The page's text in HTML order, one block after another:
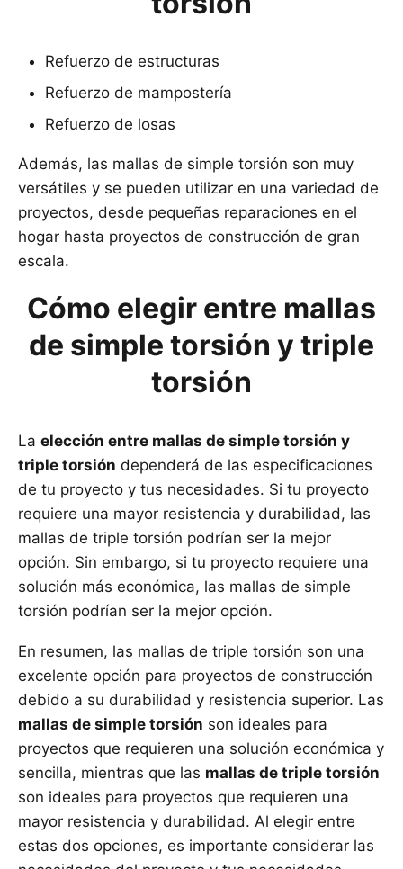
Refuerzo de estructuras
Refuerzo de mampostería
Refuerzo de losas
Además, las mallas de simple torsión son muy
versátiles y se pueden utilizar en una variedad de
proyectos, desde pequeñas reparaciones en el
hogar hasta proyectos de construcción de gran
escala.
Cómo elegir entre mallas
de simple torsión y triple
torsión
La elección entre mallas de simple torsión y
triple torsión dependerá de las especificaciones
de tu proyecto y tus necesidades. Si tu proyecto
requiere una mayor resistencia y durabilidad, las
mallas de triple torsión podrían ser la mejor
opción. Sin embargo, si tu proyecto requiere una
solución más económica, las mallas de simple
torsión podrían ser la mejor opción.
En resumen, las mallas de triple torsión son una
excelente opción para proyectos de construcción
debido a su durabilidad y resistencia superior. Las
mallas de simple torsión son ideales para
proyectos que requieren una solución económica y
sencilla, mientras que las mallas de triple torsión
son ideales para proyectos que requieren una
mayor resistencia y durabilidad. Al elegir entre
estas dos opciones, es importante considerar las